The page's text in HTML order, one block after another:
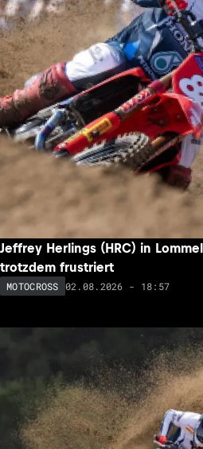
Jeffrey Herlings (HRC) in
trotzdem frustriert
MOTOCROSS 02.08.2026 - 18:57